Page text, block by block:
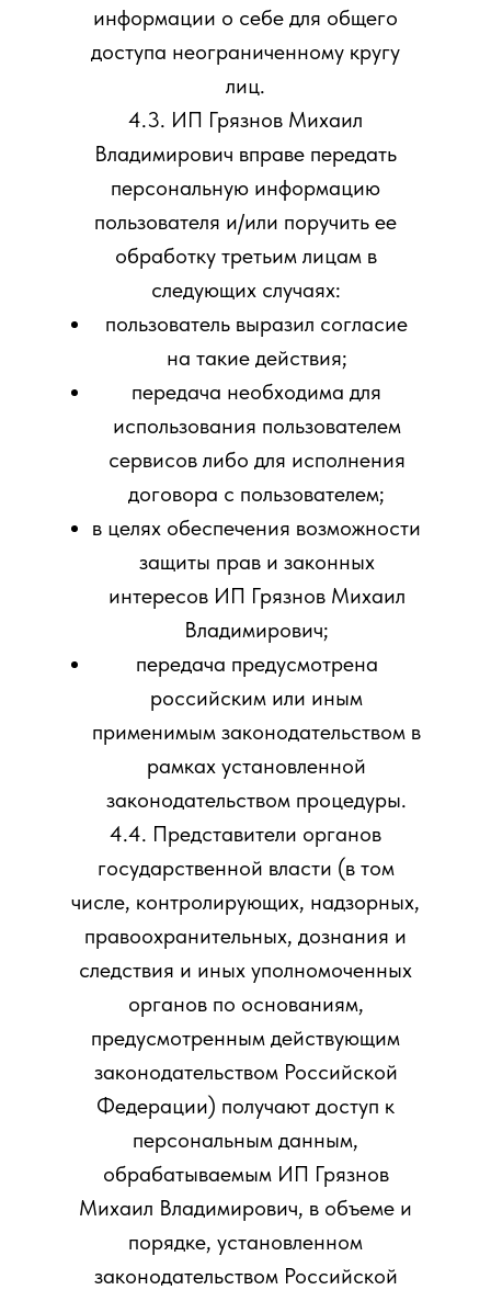
информации о себе для общего
доступа неограниченному кругу
лиц.
4.3. ИП Грязнов Михаил
Владимирович вправе передать
персональную информацию
пользователя и/или поручить ее
обработку третьим лицам в
следующих случаях:
пользователь выразил согласие
на такие действия;
передача необходима для
использования пользователем
сервисов либо для исполнения
договора с пользователем;
в целях обеспечения возможности
защиты прав и законных
интересов ИП Грязнов Михаил
Владимирович;
передача предусмотрена
российским или иным
применимым законодательством в
рамках установленной
законодательством процедуры.
4.4. Представители органов
государственной власти (в том
числе, контролирующих, надзорных,
правоохранительных, дознания и
следствия и иных уполномоченных
органов по основаниям,
предусмотренным действующим
законодательством Российской
Федерации) получают доступ к
персональным данным,
обрабатываемым ИП Грязнов
Михаил Владимирович, в объеме и
порядке, установленном
законодательством Российской